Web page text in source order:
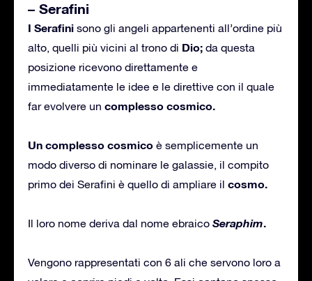
– Serafini
I Serafini sono gli angeli appartenenti all’ordine più
alto, quelli più vicini al trono di Dio; da questa
posizione ricevono direttamente e
immediatamente le idee e le direttive con il quale
far evolvere un complesso cosmico.
Un complesso cosmico è semplicemente un
modo diverso di nominare le galassie, il compito
primo dei Serafini è quello di ampliare il cosmo.
Il loro nome deriva dal nome ebraico Seraphim.
Vengono rappresentati con 6 ali che servono loro a